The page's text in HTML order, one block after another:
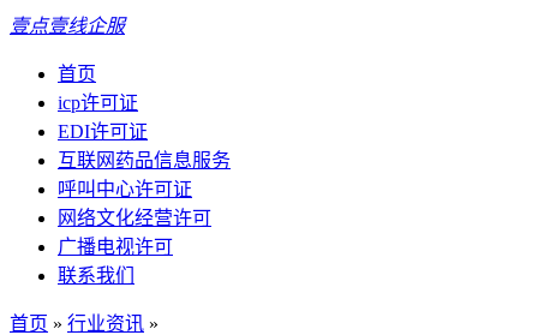
壹点壹线企服
首页
icp许可证
EDI许可证
互联网药品信息服务
呼叫中心许可证
网络文化经营许可
广播电视许可
联系我们
首页 » 行业资讯 »